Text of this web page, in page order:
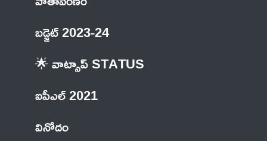
బడ్జెట్ 2023-24
🌟 వాట్సాప్ STATUS
ఐపీఎల్ 2021
వినోదం